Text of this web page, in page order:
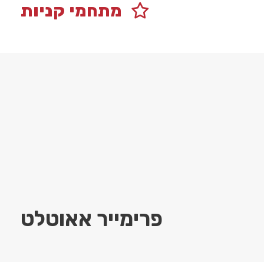
מתחמי קניות
פרימייר אאוטלט